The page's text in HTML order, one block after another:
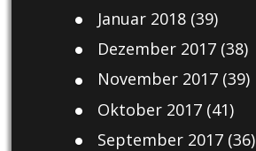
Januar 2018(39)
Dezember 2017(38)
November 2017(39)
Oktober 2017(41)
September 2017(36)